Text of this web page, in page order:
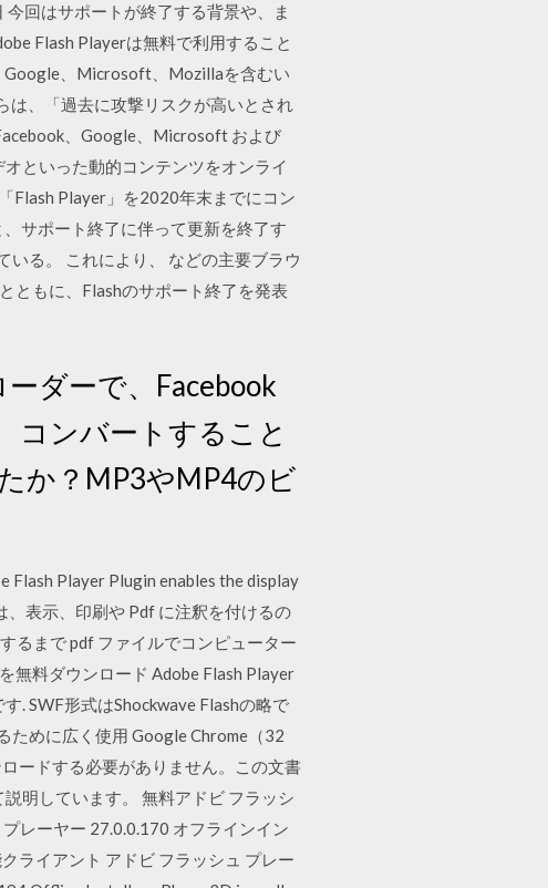
回はサポートが終了する背景や、ま
Flash Playerは無料で利用すること
Google、Microsoft、Mozillaを含むい
は、「過去に攻撃リスクが高いとされ
、Google、Microsoft および
といった動的コンテンツをオンライ
Flash Player」を2020年末までにコン
サポート終了に伴って更新を終了す
る。 これにより、 などの主要ブラウ
ともに、Flashのサポート終了を発表
ダーで、Facebook
コンバートすること
か？MP3やMP4のビ
Flash Player Plugin enables the display
表示、印刷や Pdf に注釈を付けるの
るまで pdf ファイルでコンピューター
無料ダウンロード Adobe Flash Player
. SWF形式はShockwave Flashの略で
ために広く使用 Google Chrome（32
ードする必要がありません。この文書
明しています。 無料アドビ フラッシ
レーヤー 27.0.0.170 オフラインイン
ライアント アドビ フラッシュ プレー